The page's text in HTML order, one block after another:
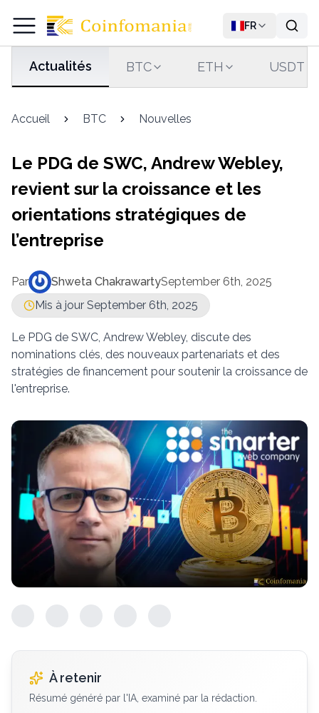
FR
Actualités BTC ETH USDT
Accueil BTC Nouvelles
Le PDG de SWC, Andrew Webley,
revient sur la croissance et les
orientations stratégiques de
l’entreprise
Par Shweta ChakrawartySeptember 6th, 2025
Mis à jour September 6th, 2025
Le PDG de SWC, Andrew Webley, discute des
nominations clés, des nouveaux partenariats et des
stratégies de financement pour soutenir la croissance de
l'entreprise.
À retenir
Résumé généré par l'IA, examiné par la rédaction.